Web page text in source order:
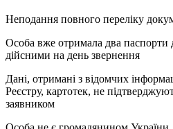
Неподання повного переліку
Особа вже отримала два паспорти
дійсними на день звернення
Дані, отримані з відомчих
Реєстру, картотек, не
заявником